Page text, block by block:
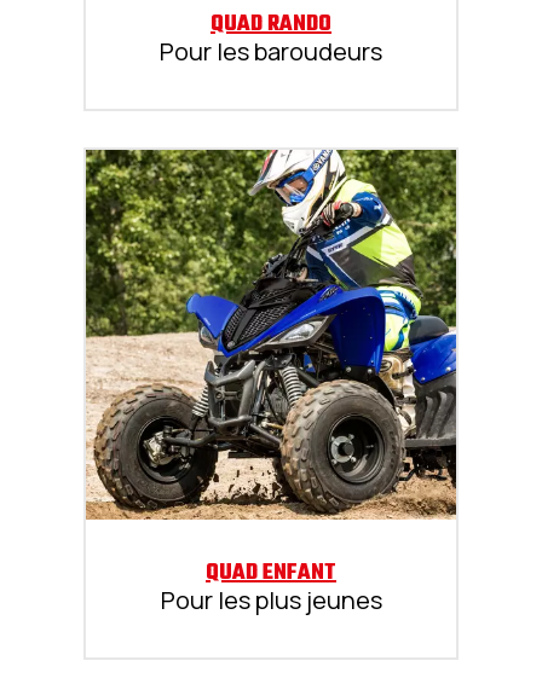
QUAD RANDO
Pour les baroudeurs
QUAD ENFANT
Pour les plus jeunes